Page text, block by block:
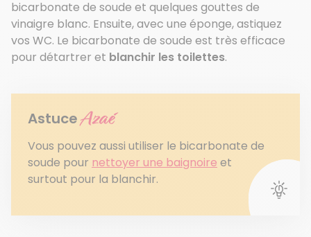
bicarbonate de soude et quelques gouttes de
vinaigre blanc. Ensuite, avec une éponge, astiquez
vos WC. Le bicarbonate de soude est très efficace
pour détartrer et blanchir les toilettes.
Astuce Azaé
Vous pouvez aussi utiliser le bicarbonate de
soude pour nettoyer une baignoire et
surtout pour la blanchir.